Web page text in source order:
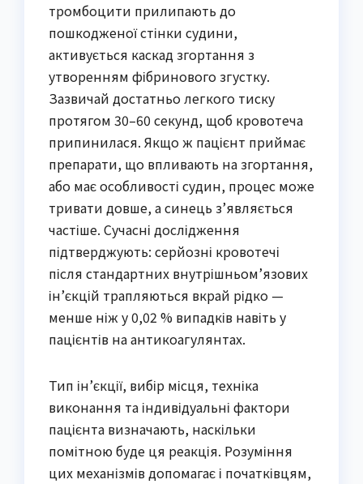
тромбоцити прилипають до
пошкодженої стінки судини,
активується каскад згортання з
утворенням фібринового згустку.
Зазвичай достатньо легкого тиску
протягом 30–60 секунд, щоб кровотеча
припинилася. Якщо ж пацієнт приймає
препарати, що впливають на згортання,
або має особливості судин, процес може
тривати довше, а синець з’являється
частіше. Сучасні дослідження
підтверджують: серйозні кровотечі
після стандартних внутрішньом’язових
ін’єкцій трапляються вкрай рідко —
менше ніж у 0,02 % випадків навіть у
пацієнтів на антикоагулянтах.
Тип ін’єкції, вибір місця, техніка
виконання та індивідуальні фактори
пацієнта визначають, наскільки
помітною буде ця реакція. Розуміння
цих механізмів допомагає і початківцям,